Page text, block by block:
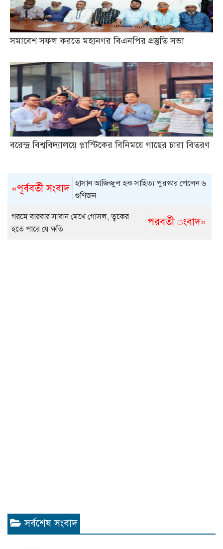
সমাবেশ সফল করতে মহানগর বিএনপির প্রস্তুতি সভা
বরেন্দ্র বিশ্ববিদ্যালয়ে প্লাস্টিকের বিনিময়ে গাছের চারা বিতরণ
«পূর্ববর্তী সংবাদ হাসান আজিজুল হক সাহিত্য পুরস্কার পেলেন ৬
গুণিজন
পরবর্তী ংবাদ»
গরমে বারবার সাবান মেখে গোসল, ত্বকের
হতে পারে যে ক্ষতি
সর্বশেষ সংবাদ